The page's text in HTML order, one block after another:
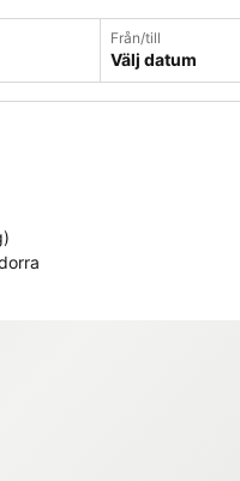
Från/till
Välj datum
)